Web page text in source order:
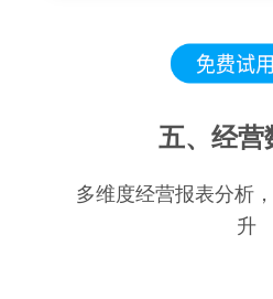
五、经营
多维度经营报表分析
升